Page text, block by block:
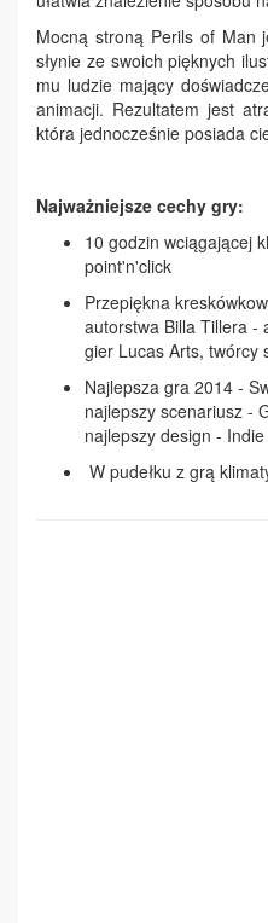
Mocną stroną Perils of Man
słynie ze swoich pięknych
mu ludzie mający
animacji. Rezultatem jest
która jednocześnie posiada
Najważniejsze cechy gry:
10 godzin wciągającej
point'n'click
Przepiękna
autorstwa Billa Tillera -
gier Lucas Arts, twórcy
Najlepsza gra 2014 -
najlepszy scenariusz -
najlepszy design -
W pudełku z grą